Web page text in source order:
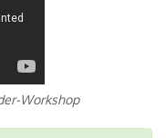
Workshop